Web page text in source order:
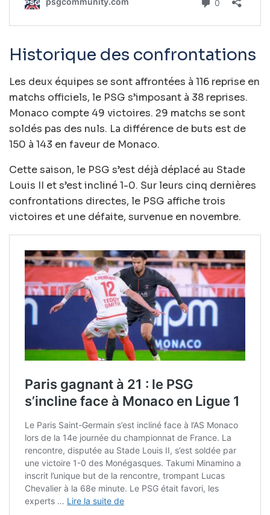
Historique des confrontations
Les deux équipes se sont affrontées à 116 reprise en
matchs officiels, le PSG s’imposant à 38 reprises.
Monaco compte 49 victoires. 29 matchs se sont
soldés pas des nuls. La différence de buts est de
150 à 143 en faveur de Monaco.
Cette saison, le PSG s’est déjà déplacé au Stade
Louis II et s’est incliné 1-0. Sur leurs cinq dernières
confrontations directes, le PSG affiche trois
victoires et une défaite, survenue en novembre.